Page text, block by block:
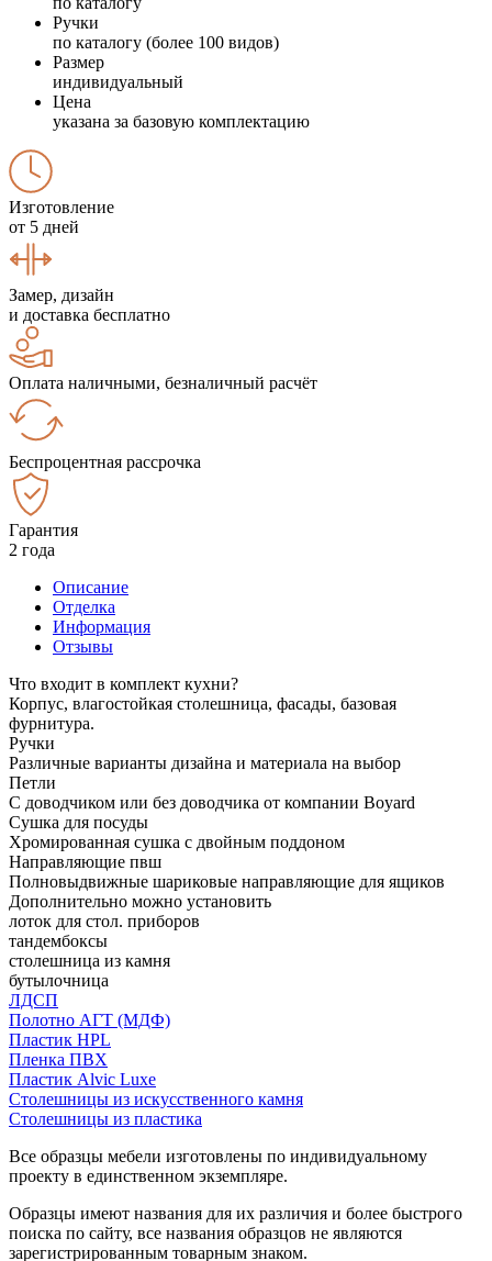
Ручки
по каталогу (более 100 видов)
Размер
индивидуальный
Цена
указана за базовую комплектацию
Изготовление
от 5 дней
Замер, дизайн
и доставка бесплатно
Оплата наличными, безналичный расчёт
Беспроцентная рассрочка
Гарантия
2 года
Описание
Отделка
Информация
Отзывы
Что входит в комплект кухни?
Корпус, влагостойкая столешница, фасады, базовая
фурнитура.
Ручки
Различные варианты дизайна и материала на выбор
Петли
С доводчиком или без доводчика от компании Boyard
Сушка для посуды
Хромированная сушка с двойным поддоном
Направляющие пвш
Полновыдвижные шариковые направляющие для ящиков
Дополнительно можно установить
лоток для стол. приборов
тандембоксы
столешница из камня
бутылочница
ЛДСП
Полотно АГТ (МДФ)
Пластик HPL
Пленка ПВХ
Пластик Alvic Luxe
Столешницы из искусственного камня
Столешницы из пластика
Все образцы мебели изготовлены по индивидуальному
проекту в единственном экземпляре.
Образцы имеют названия для их различия и более быстрого
поиска по сайту, все названия образцов не являются
зарегистрированным товарным знаком.